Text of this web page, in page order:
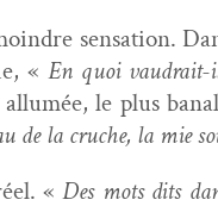
sen­sa­tion.
« En quoi vaudrait-
le plus
de la cruche, la mie
« Des mots dits